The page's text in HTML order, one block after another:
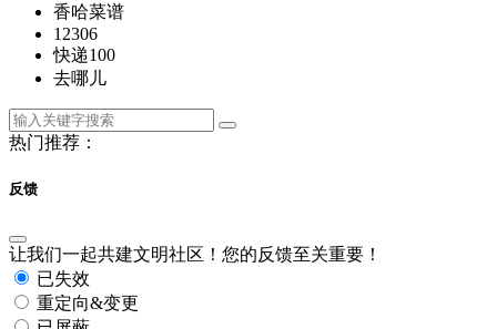
香哈菜谱
12306
快递100
去哪儿
热门推荐：
反馈
让我们一起共建文明社区！您的反馈至关重要！
已失效
重定向&变更